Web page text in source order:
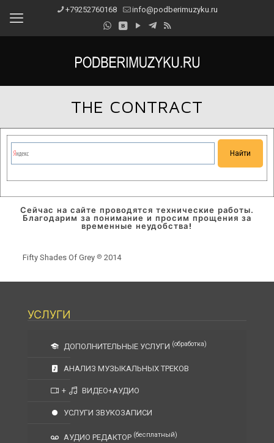
+79252760168 info@podberimuzyku.ru
THE CONTRACT
Сейчас на сайте проводятся технические работы.
Благодарим за понимание и просим прощения за
временные неудобства!
Fifty Shades Of Grey ℗ 2014
УСЛУГИ
ДОПОЛНИТЕЛЬНЫЕ УСЛУГИ (обработка)
АНАЛИЗ МУЗЫКАЛЬНЫХ ТРЕКОВ
+ ВИДЕО+АУДИО
УСЛУГИ ЗВУКОЗАПИСИ
АУДИО РЕДАКТОР (бесплатный)